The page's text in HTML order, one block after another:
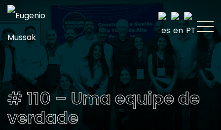
# 110 – Uma equipe de
verdade